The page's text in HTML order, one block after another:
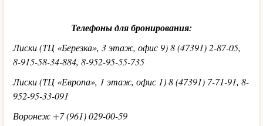
Телефоны для бронирования:
Лиски (ТЦ «Березка», 3 этаж, офис 9) 8 (47391) 2-87-05,
8-915-58-34-884, 8-952-95-55-735
Лиски (ТЦ «Европа», 1 этаж, офис 1) 8 (47391) 7-71-91, 8-
952-95-33-091
Воронеж +7 (961) 029-00-59